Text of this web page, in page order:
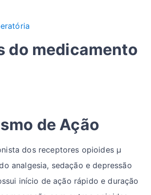
do medicamento
de Ação
dos receptores opioides μ
analgesia, sedação e depressão
início de ação rápido e duração